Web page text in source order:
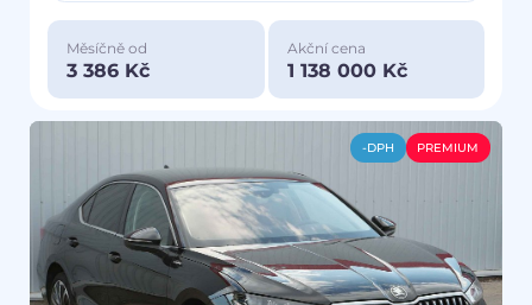
Měsíčně od
3 386 Kč
Akční cena
1 138 000 Kč
-DPH PREMIUM